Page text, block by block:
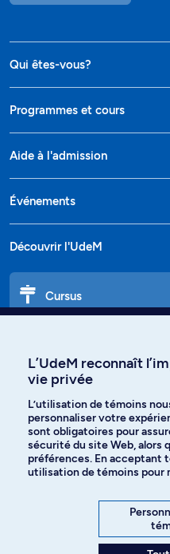
Qui êtes-vous?
Programmes et cours
Aide à l'admission
Événements
Découvrir l'UdeM
Cursus
Langues
Facebook
L’UdeM reconnaît
vie privée
L’utilisation de témoins
personnaliser votre
sont obligatoires pour
sécurité du site Web, alors
préférences. En acceptant
utilisation de témoins pour